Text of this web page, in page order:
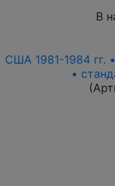
В
США 1981-1984 гг.
•